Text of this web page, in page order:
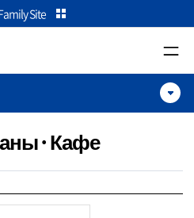
으로 가기
뉴로 가기
이트로 가기
Site